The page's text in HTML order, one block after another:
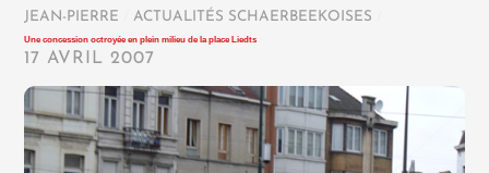
JEAN-PIERRE ACTUALITÉS SCHAERBEEKOISES
Une concession octroyée en plein milieu de la place Liedts
17 AVRIL 2007